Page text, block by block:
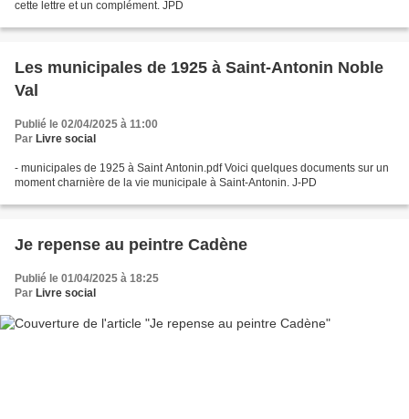
cette lettre et un complément. JPD
Les municipales de 1925 à Saint-Antonin Noble
Val
Publié le 02/04/2025 à 11:00
Par Livre social
- municipales de 1925 à Saint Antonin.pdf Voici quelques documents sur un
moment charnière de la vie municipale à Saint-Antonin. J-PD
Je repense au peintre Cadène
Publié le 01/04/2025 à 18:25
Par Livre social